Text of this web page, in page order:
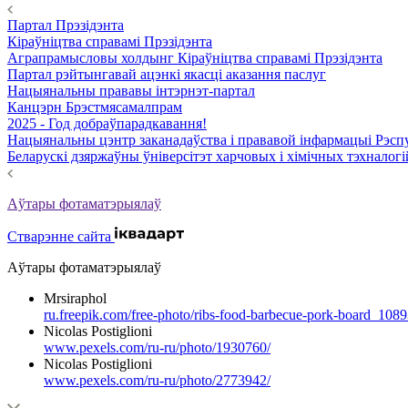
Партал Прэзідэнта
Кіраўніцтва справамі Прэзідэнта
Аграпрамысловы холдынг Кіраўніцтва справамі Прэзідэнта
Партал рэйтынгавай ацэнкі якасці аказання паслуг
Нацыянальны прававы інтэрнэт-партал
Канцэрн Брэстмясамалпрам
2025 - Год добраўпарадкавання!
Нацыянальны цэнтр заканадаўства і прававой інфармацыі
Беларускі дзяржаўны ўніверсітэт харчовых і хімічных
Аўтары фотаматэрыялаў
Стварэнне сайта
Аўтары фотаматэрыялаў
Mrsiraphol
ru.freepik.com/free-photo/ribs-food-barbecue-pork-
Nicolas Postiglioni
www.pexels.com/ru-ru/photo/1930760/
Nicolas Postiglioni
www.pexels.com/ru-ru/photo/2773942/